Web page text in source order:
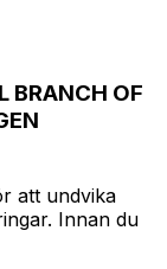
BRANCH OF
att undvika
Innan du